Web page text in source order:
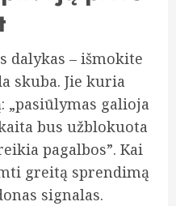
dalykas – išmokite
skuba. Jie kuria
„pasiūlymas galioja
bus užblokuota
pagalbos”. Kai
greitą sprendimą
signalas.